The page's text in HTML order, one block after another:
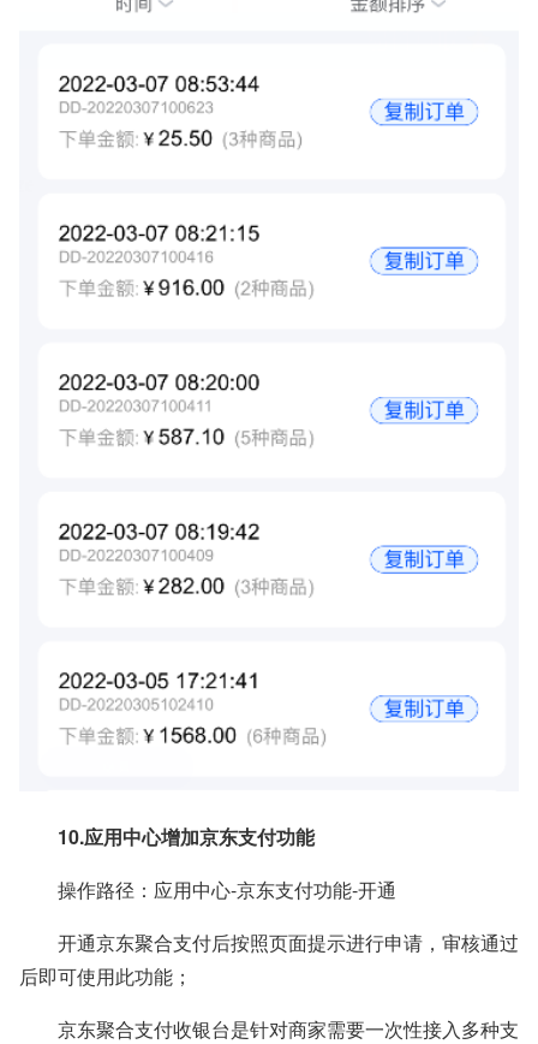
10.应用中心增加京东支付功能
操作路径：应用中心-京东支付功能-开通
开通京东聚合支付后按照页面提示进行申请，审核通过
后即可使用此功能；
京东聚合支付收银台是针对商家需要一次性接入多种支